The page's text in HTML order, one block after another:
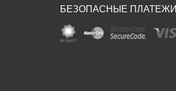
БЕЗОПАСНЫЕ ПЛАТЕЖИ